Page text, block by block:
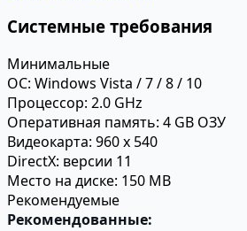
Системные требования
Минимальные
ОС: Windows Vista / 7 / 8 / 10
Процессор: 2.0 GHz
Оперативная память: 4 GB ОЗУ
Видеокарта: 960 x 540
DirectX: версии 11
Место на диске: 150 MB
Рекомендуемые
Рекомендованные: